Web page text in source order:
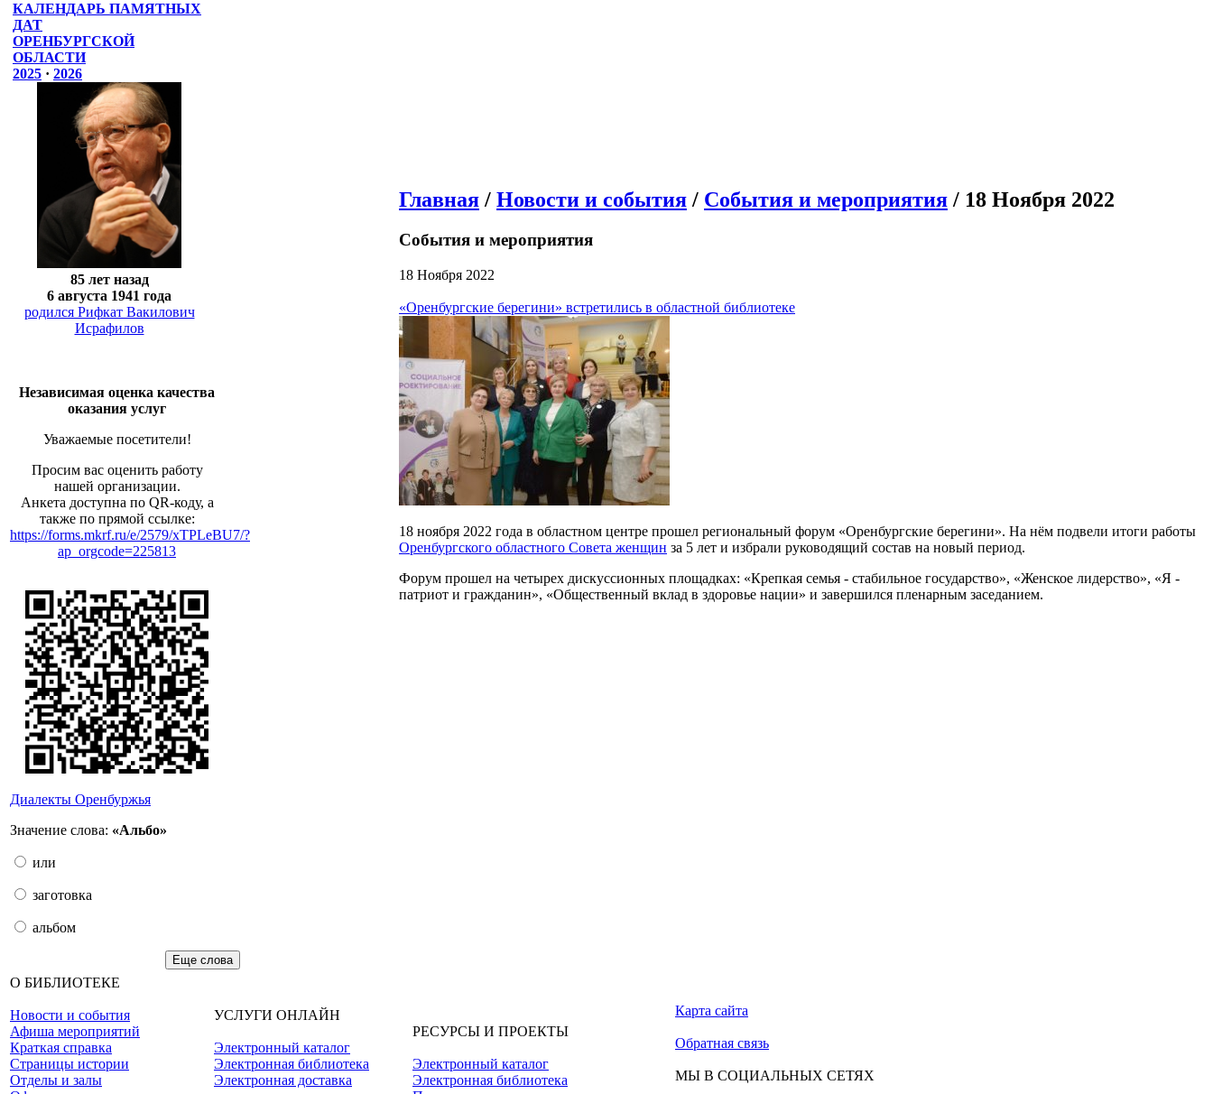
КАЛЕНДАРЬ ПАМЯТНЫХ
ДАТ
ОРЕНБУРГСКОЙ
ОБЛАСТИ
2025 · 2026
85 лет назад
6 августа 1941 года
родился Рифкат Вакилович
Исрафилов
Независимая оценка качества
оказания услуг
Уважаемые посетители!
Просим вас оценить работу
нашей организации.
Анкета доступна по QR-коду, а
также по прямой ссылке:
https://forms.mkrf.ru/e/2579/xTPLeBU7/?
ap_orgcode=225813
Диалекты Оренбуржья
Значение слова: «Альбо»
или
заготовка
альбом
Еще слова
Главная / Новости и события / События и мероприятия / 18 Ноября 2022
События и мероприятия
18 Ноября 2022
«Оренбургские берегини» встретились в областной библиотеке
18 ноября 2022 года в областном центре прошел региональный форум «Оренбургские берегини». На нём подвели итоги работы
Оренбургского областного Совета женщин за 5 лет и избрали руководящий состав на новый период.
Форум прошел на четырех дискуссионных площадках: «Крепкая семья - стабильное государство», «Женское лидерство», «Я -
патриот и гражданин», «Общественный вклад в здоровье нации» и завершился пленарным заседанием.
О БИБЛИОТЕКЕ
Новости и события
Афиша мероприятий
Краткая справка
Страницы истории
Отделы и залы
УСЛУГИ ОНЛАЙН
Электронный каталог
Электронная библиотека
Электронная доставка
РЕСУРСЫ И ПРОЕКТЫ
Электронный каталог
Электронная библиотека
Карта сайта
Обратная связь
МЫ В СОЦИАЛЬНЫХ СЕТЯХ